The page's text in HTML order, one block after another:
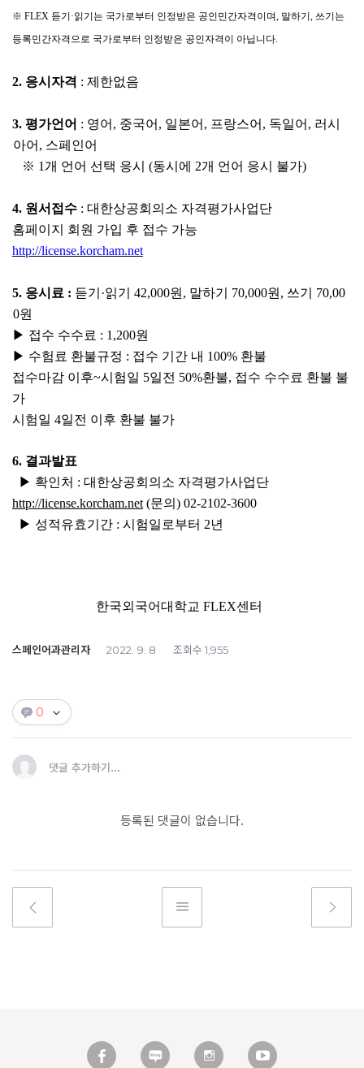
※ FLEX 듣기·읽기는 국가로부터 인정받은 공인민간자격이며 말하기 쓰기는
등록민간자격으로 국가로부터 인정받은 공인자격이 아닙니다
2. 응시자격 : 제한없음
3. 평가언어 : 영어 , 중국어 , 일본어 , 프랑스어 , 독일어 , 러시
아어 , 스페인어
※ 1개 언어 선택 응시 (동시에 2개 언어 응시 불가)
4. 원서접수 : 대한상공회의소 자격평가사업단
홈페이지 회원 가입 후 접수 가능
http://license.korcham.net
5. 응시료 : 듣기 ·읽기 42,000원 , 말하기 70,000원 , 쓰기 70,00
0원
▶ 접수 수수료 : 1,200원
▶ 수험료 환불규정 : 접수 기간 내 100% 환불
접수마감 이후~시험일 5일전 50%환불, 접수 수수료 환불 불
가
시험일 4일전 이후 환불 불가
6. 결과발표
▶ 확인처 : 대한상공회의소 자격평가사업단
http://license.korcham.net (문의 ) 02-2102-3600
▶ 성적유효기간 : 시험일로부터 2년
한국외국어대학교FLEX센터
스페인어과관리자 2022. 9. 8 조회수 1,955
0
댓글 추가하기...
등록된 댓글이 없습니다.